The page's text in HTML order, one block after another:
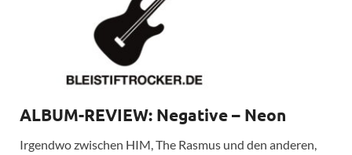
ALBUM-REVIEW: Negative – Neon
Irgendwo zwischen HIM, The Rasmus und den anderen,